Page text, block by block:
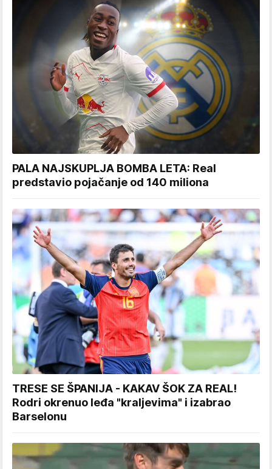
PALA NAJSKUPLJA BOMBA LETA: Real
predstavio pojačanje od 140 miliona
TRESE SE ŠPANIJA - KAKAV ŠOK ZA REAL!
Rodri okrenuo leđa "kraljevima" i izabrao
Barselonu